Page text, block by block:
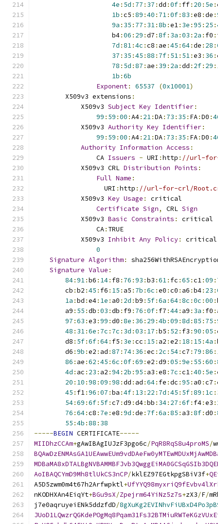
4e : 5d : 77 : 37 :dd :0f: ff: 20 : 5e :
1b :c5 :89 :40 : 71:0f:83 :e8 :de :
9a : 35 : 77 : 31:8b :e1: 3e :95 : 25 :
                    b4
:06 : 29 :d7 :8f: 3a :03 : 2a : f0 :
7d :81:4c :c8 : ae :45 :64:de : 28 :
37 : 35 :45 :88 : 7f: 51: 51:e3 : 36 :
78 : 5d :87 : ae : 39 : 2a :dd : 2f: 29 :
1b :6b
Exponent: 65537 (0x10001)
        X509v3 extensions
:
            X509v3
Subject Key Identifier:
99 : 59 :00 :A4: 21:DA: 73 : 35 : FA:D0 :
            X509v3
Authority Key Identifier:
99 : 59 :00 :A4: 21:DA: 73 : 35 : FA:D0 :
Authority Information Access :
                CA
Issuers - URI :http : //url-
            X509v3 CRL
Distribution Points :
Full Name :
                  URI
:http : //url-for-crl/
            X509v3
Key Usage :
critical
Certificate Sign, CRL Sign
            X509v3
Basic Constraints :
critical
                CA
: TRUE
            X509v3
Inhibit Any Policy:
critical
0
Signature Algorithm:
Signature Value :
84:91:b6 : 14: f8 : 76 :93 :b3 :61: fc :65 :c1:09 :
        cb
:b2 :45 : f6 : 15 : a5 : 7b :6c :e0 :c0 : a6 :b4: 23 :
1a :bd :e4: 1e : a0 : 2d :b9 : 5f:6a :64:8c :0c :00 :
        a9
: 55 :db :03 :db : f9 : 76 :0f: f7 :44: a9 : 3a : f0 :
97 :63 :e3 :99 :d0 :8e : 36 : 29 :4b :09 :8d :85 : 75 :
48 : 31:6e : 7c : 7c : 3d :03 : 17 :b5 : 52 : f3 :90 :05 :
        d8
: 5f:6f:64: f5 : 3e :cc : 15 : a2 :e2 : 18 : 15 :4a :
        d6
:9b :e2 : ad :87 : 74: 36 :ec : 2c : 54:c7 : 79 :86 :
86 : ae :62 :45 :6c :0f:69 :e2 :d9 :05 :9e : 55 :60 :
4d : ac : 23 : a2 :94: 2b :95 : a3 :e8 : 7c :c1:40 : 5e :
20 : 10 :98 :09 :98 :dd : ad :64: fe :dc :95 : a0 :c7 :
45 : f1:96 :07 :ba :4f: 13 : 22 : 7d :45 : 5f:89 : 1c :
54:69 :6f: 5f:c7 :d9 :d4:bb : 34: 27 :6f: f4:e3 :
76 :64:c8 : 7e :e8 :9d :de : 7f:6a :85 : a3 :8f:d0 :
55 :4b :88 : 38
-----BEGIN CERTIFICATE-----
MIIDhzCCAm+gAwIBAgIUJzF3pgo6c/PqR8RqS8u4proMS/
AoIBAQCYmD9Mh8tlUkCS3nCP/kklEZ97EGtkpgSBiV3f+
A5D5zwm0m4t67h2Arfwpktl+
nKODHXAn4EiqYt+BGu9sX/Zpejrm64YiNz5z7s+zX3/F/
j7e0aqruyeiENk5ddzfdD/